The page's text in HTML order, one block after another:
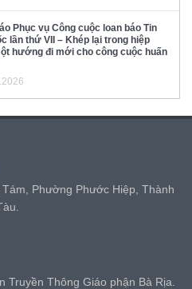
Phục vụ Công cuộc loan báo Tin
lần thứ VII – Khép lại trong hiệp
hướng đi mới cho công cuộc huấn
Phường Phước Hiệp, Thành
Thông Giáo phận Bà Rịa.